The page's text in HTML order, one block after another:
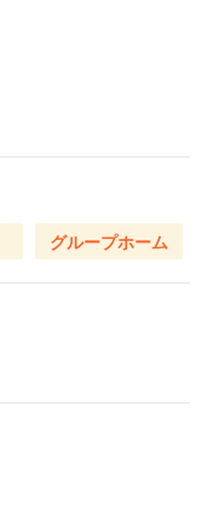
グループホーム